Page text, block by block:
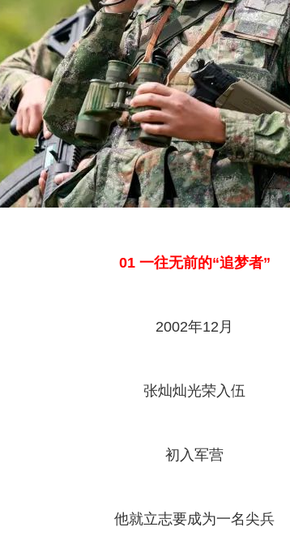
01 一往无前的“追梦者”
2002年12月
张灿灿光荣入伍
初入军营
他就立志要成为一名尖兵